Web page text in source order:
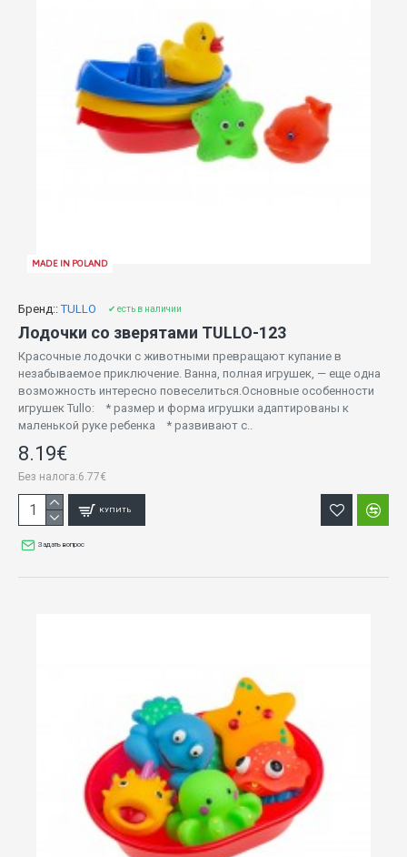
MADE IN POLAND
Бренд:: TULLO ✔ есть в наличии
Лодочки со зверятами TULLO-123
Красочные лодочки с животными превращают купание в
незабываемое приключение. Ванна, полная игрушек, — еще одна
возможность интересно повеселиться.Основные особенности
игрушек Tullo: * размер и форма игрушки адаптированы к
маленькой руке ребенка * развивают с..
8.19€
Без налога:6.77€
КУПИТЬ
Задать вопрос